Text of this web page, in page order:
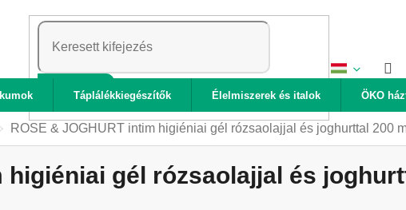
KERESÉS
Táplálékkiegészítők Élelmiszerek és italok ÖKO
ROSE & JOGHURT intim higiéniai gél rózsaolajjal és joghurttal 200
higiéniai gél rózsaolajjal és